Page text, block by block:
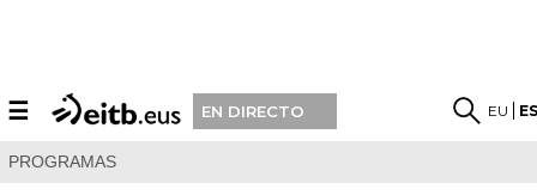
☰ EN DIRECTO EU
PROGRAMAS